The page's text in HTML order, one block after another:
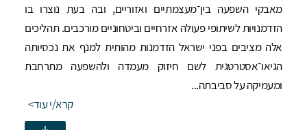
מאבקי השפעה בין־מעצמתיים ואזוריים, ובה בעת נוצרו בו
הזדמנויות לשיתופי פעולה אזרחיים וביטחוניים מורכבים. תהליכים
אלה מציבים בפני ישראל הזדמנות מהותית למנף את נכסיותה
הגיאו־אסטרטגית לשם חיזוק מעמדה ולהשפעה מתרחבת
ומעמיקה על סביבתה...
קרא/י עוד